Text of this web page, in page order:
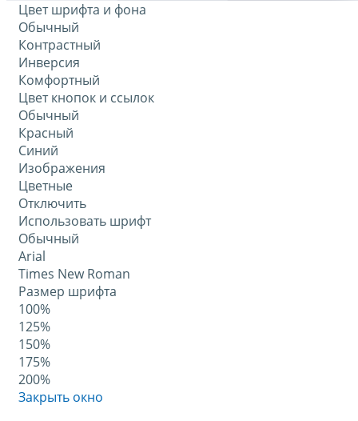
Цвет шрифта и фона
Обычный
Контрастный
Инверсия
Комфортный
Цвет кнопок и ссылок
Обычный
Красный
Синий
Изображения
Цветные
Отключить
Использовать шрифт
Обычный
Arial
Times New Roman
Размер шрифта
100%
125%
150%
175%
200%
Закрыть окно